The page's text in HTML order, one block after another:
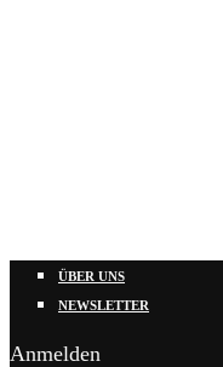
ÜBER UNS
NEWSLETTER
Anmelden